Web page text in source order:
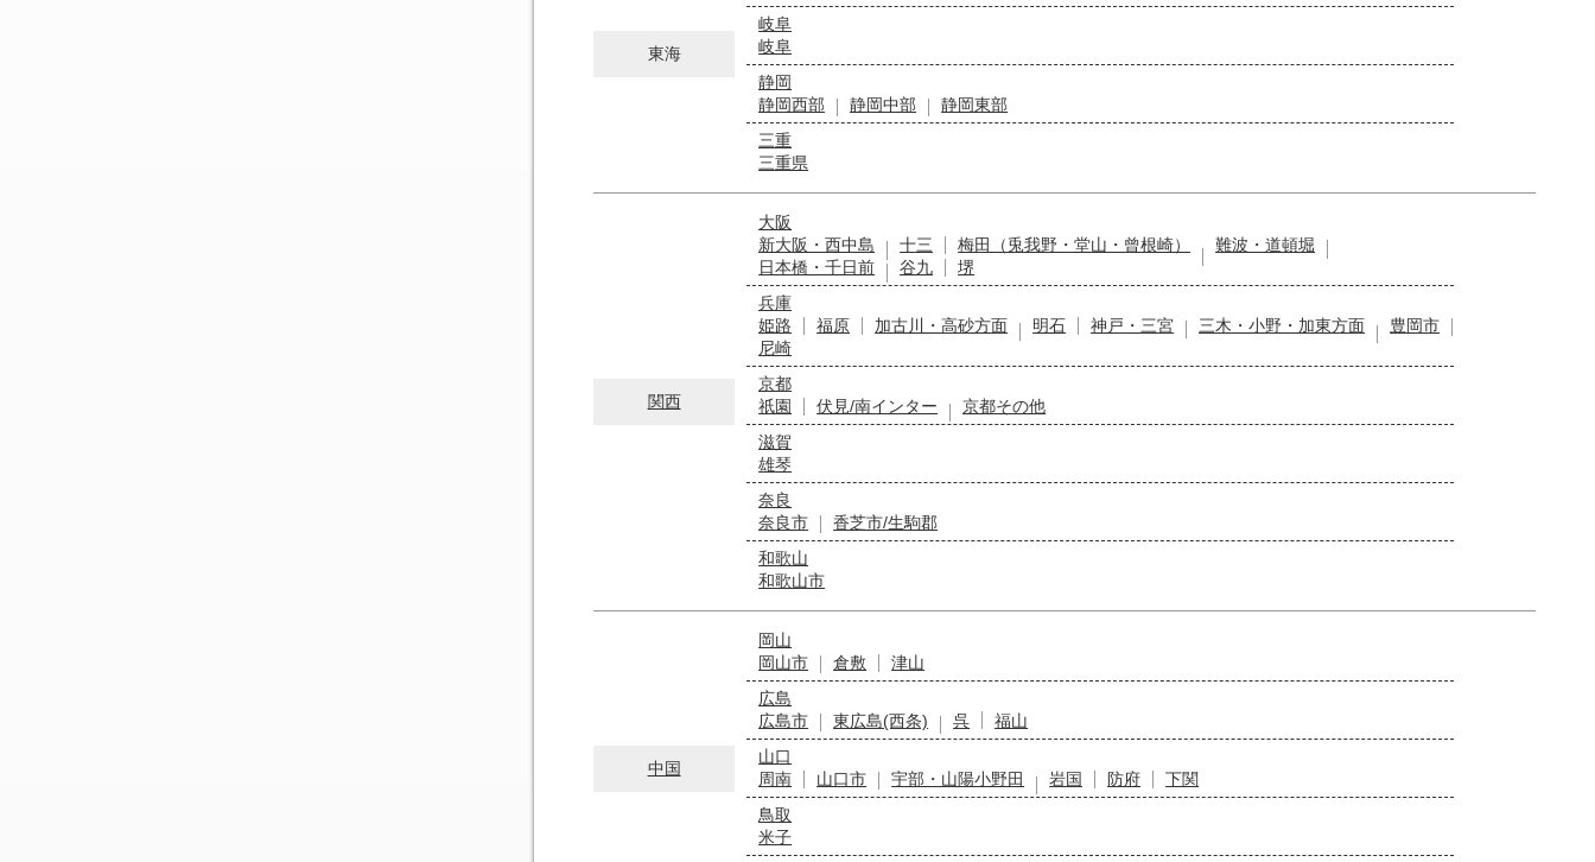
東海
岐阜
岐阜
静岡
静岡西部
静岡中部
静岡東部
三重
三重県
関西
大阪
新大阪・西中島
十三 梅田（兎我野・堂山・曾根崎）
難波・道頓堀
日本橋・千日前
谷九
堺
兵庫
姫路
福原 加古川・高砂方面 明石 神戸・三宮 三木・小野・加東方面
豊岡市
尼崎
京都
祇園
伏見/南インター
京都その他
滋賀
雄琴
奈良
奈良市
香芝市/生駒郡
和歌山
和歌山市
中国
岡山
岡山市
倉敷
津山
広島
広島市
東広島(西条) 呉
福山
山口
周南
山口市 宇部・山陽小野田 岩国 防府
下関
鳥取
米子